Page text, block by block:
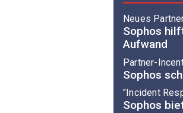
Neues
Sophos
Aufwand
Partner-
Sophos
"Incident
Sophos